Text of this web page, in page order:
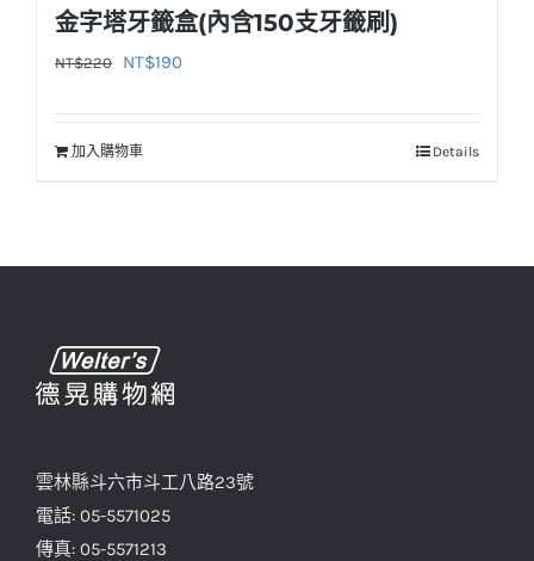
金字塔牙籤盒(內含150支牙籤刷)
NT$220
原
格：
NT$190
加入購物車 Details
雲林縣斗六市斗工八路23號
電話: 05-5571025
傳真: 05-5571213